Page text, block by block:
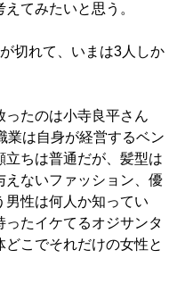
てみたいと思う。
切れて、いまは3人しか
たのは小寺良平さん
業は自身が経営するベン
ちは普通だが、髪型は
えないファッション、優
男性は何人か知ってい
ったイケてるオジサンタ
こでそれだけの女性と